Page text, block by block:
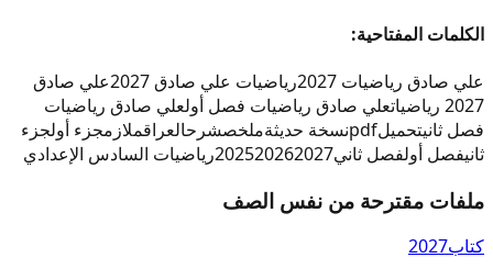
الكلمات المفتاحية:
علي صادق رياضيات 2027
رياضيات علي صادق 2027
علي صادق
2027 رياضيات
علي صادق رياضيات فصل أولعلي صادق رياضيات
فصل ثانيتحميلpdfنسخة حديثةملخصشرحالعراقملازمجزء أولجزء
ثانيفصل أولفصل ثاني 202520262027 رياضيات السادس الإعدادي
ملفات مقترحة من نفس الصف
كتاب2027